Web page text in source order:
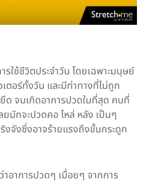
รใช้ชีวิตประจำวัน โดยเฉพาะมนุษย์
อร์ทั้งวัน และมีท่าทางที่ไม่ถูก
ด จนเกิดอาการปวดในที่สุด คนที่
มักจะปวดคอ ไหล่ หลัง เป็นๆ
งจังซึ่งอาจร้ายแรงถึงขั้นกระดูก
อาการปวดๆ เมื่อยๆ จากการ